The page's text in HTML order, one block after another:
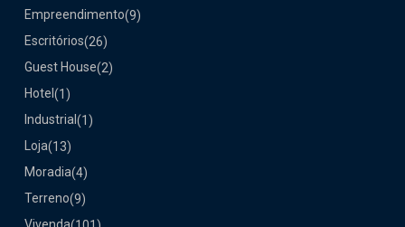
Empreendimento(9)
Escritórios(26)
Guest House(2)
Hotel (1)
Industrial(1)
Loja(13)
Moradia(4)
Terreno(9)